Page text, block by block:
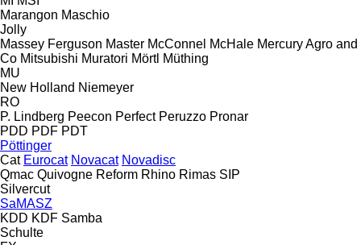
Marangon Maschio
Jolly
Massey Ferguson Master McConnel McHale Mercury Agro and
Co Mitsubishi Muratori Mörtl Müthing
MU
New Holland Niemeyer
RO
P. Lindberg Peecon Perfect Peruzzo Pronar
PDD PDF PDT
Pöttinger
Cat Eurocat Novacat Novadisc
Qmac Quivogne Reform Rhino Rimas SIP
Silvercut
SaMASZ
KDD KDF Samba
Schulte